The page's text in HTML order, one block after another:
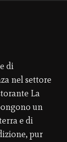
di
nel settore
La
un
e di
pur